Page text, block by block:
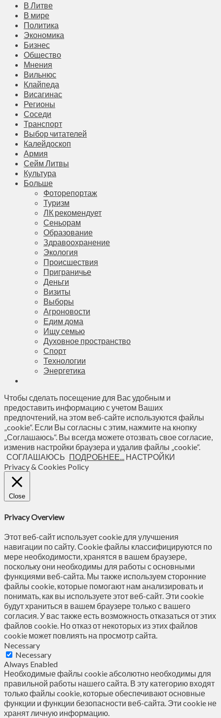
В Литве
В мире
Политика
Экономика
Бизнес
Общество
Мнения
Вильнюс
Клайпеда
Висагинас
Регионы
Соседи
Транспорт
Выбор читателей
Калейдоскоп
Армия
Сейм Литвы
Культура
Больше
Фоторепортаж
Туризм
ЛК рекомендует
Сеньорам
Образование
Здравоохранение
Экология
Происшествия
Приграничье
Деньги
Визиты
Выборы
Агроновости
Едим дома
Ищу семью
Духовное пространство
Спорт
Технологии
Энергетика
Чтобы сделать посещение для Вас удобным и
предоставить информацию с учетом Ваших
предпочтений, на этом веб-сайте используются файлы
„cookie“. Если Вы согласны с этим, нажмите на кнопку
„Соглашаюсь“. Вы всегда можете отозвать свое согласие,
изменив настройки браузера и удалив файлы „cookie“.
СОГЛАШАЮСЬ ПОДРОБНЕЕ... НАСТРОЙКИ
Privacy & Cookies Policy
Close
Privacy Overview
Этот веб-сайт использует cookie для улучшения
навигации по сайту. Сookie файлы классифицируются по
мере необходимости, хранятся в вашем браузере,
поскольку они необходимы для работы с основными
функциями веб-сайта. Мы также используем сторонние
файлы cookie, которые помогают нам анализировать и
понимать, как вы используете этот веб-сайт. Эти cookie
будут храниться в вашем браузере только с вашего
согласия. У вас также есть возможность отказаться от этих
файлов cookie. Но отказ от некоторых из этих файлов
cookie может повлиять на просмотр сайта.
Necessary
Necessary
Always Enabled
Необходимые файлы cookie абсолютно необходимы для
правильной работы нашего сайта. В эту категорию входят
только файлы cookie, которые обеспечивают основные
функции и функции безопасности веб-сайта. Эти cookie не
хранят личную информацию.